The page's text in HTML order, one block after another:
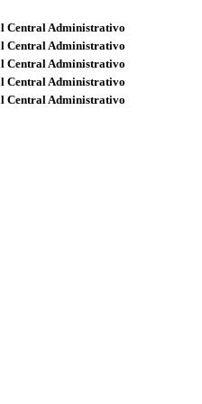
Central Administrativo
Central Administrativo
Central Administrativo
Central Administrativo
Central Administrativo